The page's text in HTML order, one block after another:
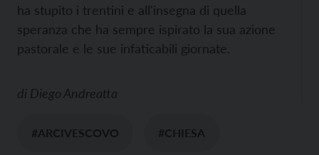
ha stupito i trentini e all'insegna di quella
speranza che ha sempre ispirato la sua azione
pastorale e le sue infaticabili giornate.
di Diego Andreatta
#ARCIVESCOVO #CHIESA